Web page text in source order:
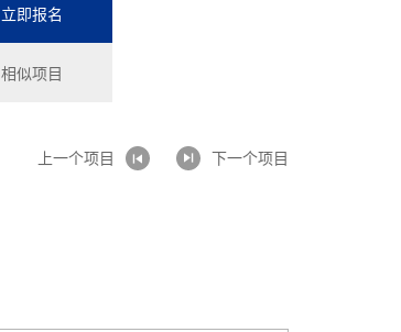
立即报名
相似项目
上一个项目 下一个项目